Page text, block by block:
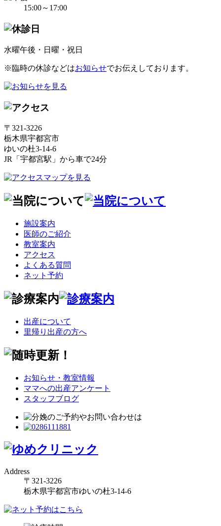
15:00～17:00
水曜午後・日曜・祝日
※臨時の休診などはお知らせでお伝えしております。
〒321-3226
栃木県宇都宮市
ゆいの杜3-14-6
JR「宇都宮駅」から車で24分
施設案内
医師のご紹介
教室案内
アクセス
よくある質問
ネット予約
出産について
里帰り出産の方へ
お知らせ・教室情報
ママへの出産アンケート
スタッフブログ
Address
〒321-3226
栃木県宇都宮市ゆいの杜3-14-6